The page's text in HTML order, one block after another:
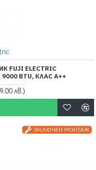
FUJI ELECTRIC
9000 BTU, КЛАС A++
лв.)
ВКЛЮЧЕН МОНТАЖ